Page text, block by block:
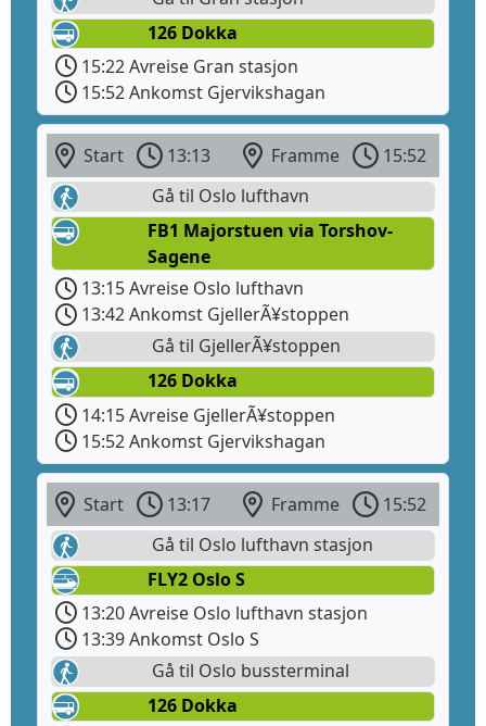
126 Dokka
15:22 Avreise Gran stasjon
15:52 Ankomst Gjervikshagan
Start 13:13 Framme
15:52
Gå til Oslo lufthavn
FB1 Majorstuen via Torshov-
Sagene
13:15 Avreise Oslo lufthavn
13:42 Ankomst GjellerÃ¥stoppen
Gå til GjellerÃ¥stoppen
126 Dokka
14:15 Avreise GjellerÃ¥stoppen
15:52 Ankomst Gjervikshagan
Start 13:17 Framme
15:52
Gå til Oslo lufthavn stasjon
FLY2 Oslo S
13:20 Avreise Oslo lufthavn stasjon
13:39 Ankomst Oslo S
Gå til Oslo bussterminal
126 Dokka